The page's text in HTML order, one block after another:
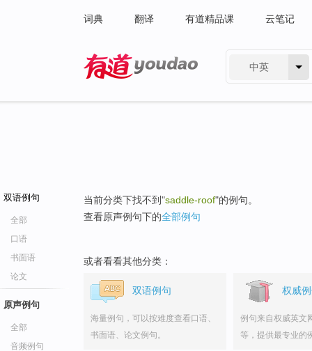
词典 翻译 有道精品课 云笔记
中英
双语例句
全部
口语
书面语
论文
原声例句
全部
音频例句
当前分类下找不到"saddle-roof"的例句。
查看原声例句下的全部例句
或者看看其他分类：
双语例句
海量例句，可以按难度查看口语、
书面语、论文例句。
权威
例句来自权威英文
等，提供最专业的